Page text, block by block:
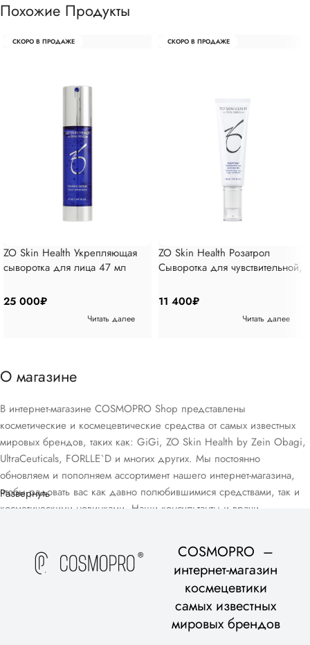
Похожие Продукты
СКОРО В ПРОДАЖЕ
ZO Skin Health Укрепляющая
сыворотка для лица 47 мл
25 000₽
Читать далее
СКОРО В ПРОДАЖЕ
ZO Skin Health Розатрол
Сыворотка для чувствительной,
50 мл
11 400₽
Читать далее
О магазине
В интернет-магазине COSMOPRO Shop представлены
косметические и космецевтические средства от самых известных
мировых брендов, таких как: GiGi, ZO Skin Health by Zein Obagi,
UltraCeuticals, FORLLE`D и многих других. Мы постоянно
обновляем и пополняем ассортимент нашего интернет-магазина,
чтобы радовать вас как давно полюбившимися средствами, так и
косметическими новинками. Наши консультанты и врачи-
консультации.
Развернуть
COSMOPRO –
интернет-магазин
космецевтики
самых известных
мировых брендов